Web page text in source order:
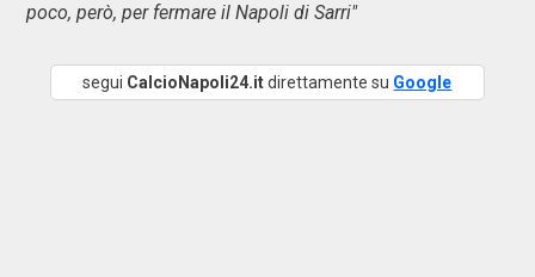
poco, però, per fermare il Napoli di Sarri"
segui CalcioNapoli24.itdirettamente su Google